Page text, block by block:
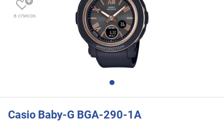
в список
Casio Baby-G BGA-290-1A